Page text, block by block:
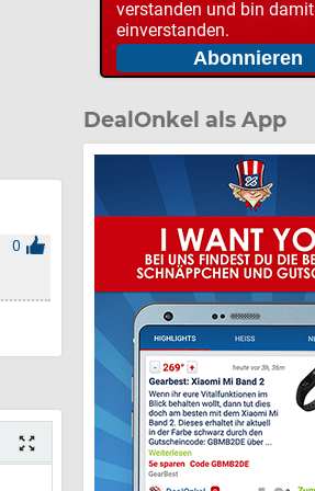
0
verstanden und bin damit
einverstanden.
DealOnkel als App